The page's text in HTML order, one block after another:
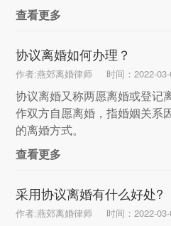
查看更多
协议离婚如何办理？
作者:燕郊离婚律师 时间：2022-
协议离婚又称两愿离婚或登记
作双方自愿离婚，指婚姻关系
的离婚方式。
查看更多
采用协议离婚有什么好处?
作者:燕郊离婚律师 时间：2022-